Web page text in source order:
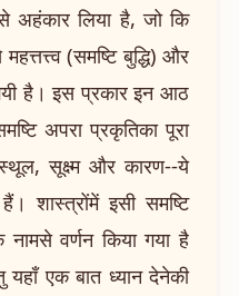
अहंकार लिया है, जो कि
(समष्टि बुद्धि) और
है। इस प्रकार इन आठ
अपरा प्रकृतिका पूरा
सूक्ष्म और कारण--ये
शास्त्रोंमें इसी समष्टि
वर्णन किया गया है
एक बात ध्यान देनेकी